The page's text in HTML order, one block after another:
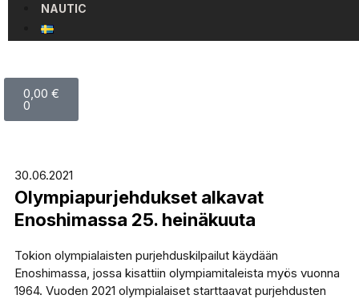
NAUTIC
0,00 €
0
30.06.2021
Olympiapurjehdukset alkavat
Enoshimassa 25. heinäkuuta
Tokion olympialaisten purjehduskilpailut käydään
Enoshimassa, jossa kisattiin olympiamitaleista myös vuonna
1964. Vuoden 2021 olympialaiset starttaavat purjehdusten